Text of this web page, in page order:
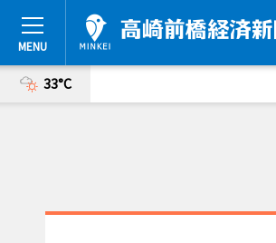
33°C